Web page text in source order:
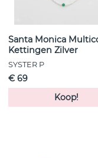
Santa Monica
Kettingen Zilver
SYSTER P
€ 69
Koop!